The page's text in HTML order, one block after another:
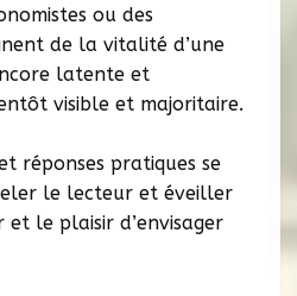
ou des
de la vitalité d’une
latente et
visible et majoritaire.
réponses pratiques se
le lecteur et éveiller
et le plaisir d’envisager